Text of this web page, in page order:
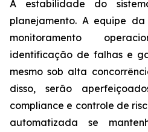
A estabilidade do
planejamento. A equipe
monitoramento
identificação de falhas e
mesmo sob alta
disso, serão
compliance e controle de
automatizada se